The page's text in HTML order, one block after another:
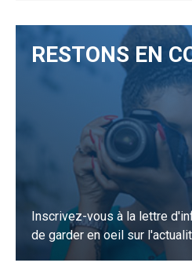
RESTONS EN
Inscrivez-vous à la lettre
de garder en oeil sur